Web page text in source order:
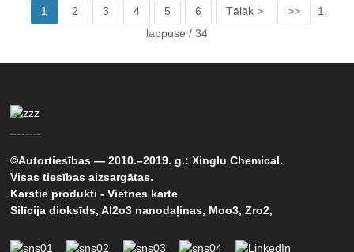
1 2 3 4 5 6 Tālāk > >>
1.
lappuse / 34
©Autortiesības — 2010.–2019. g.: Xinglu Chemical.
Visas tiesības aizsargātas.
Karstie produkti -Vietnes karte
Silīcija dioksīds,Al2o3 nanodaļiņas, Moo3,Zro2,